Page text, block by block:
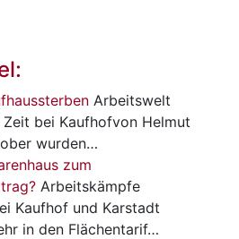
Arbeitswelt
Zeit bei Kaufhofvon Helmut
wurden…
zum
Arbeitskämpfe
Kaufhof und Karstadt
in den Flächentarif…